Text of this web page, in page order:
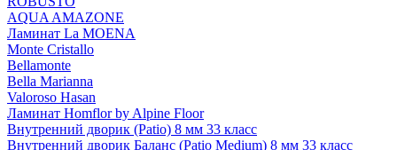
AQUA AMAZONE
Ламинат La MOENA
Monte Cristallo
Bellamonte
Bella Marianna
Valoroso Hasan
Ламинат Homflor by Alpine Floor
Внутренний дворик (Patio) 8 мм 33 класс
Внутренний дворик Баланс (Patio Medium) 8 мм 33 класс